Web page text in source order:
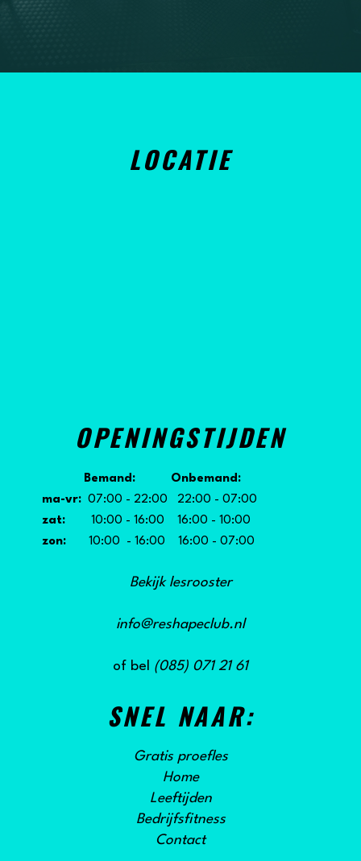
LOCATIE
OPENINGSTIJDEN
Bemand: Onbemand:
ma-vr: 07:00 - 22:00 22:00 - 07:00
zat:10:00 - 16:00 16:00 - 10:00
zon: 10:00 - 16:00 16:00 - 07:00
Bekijk lesrooster
info@reshapeclub.nl
of bel (085) 071 21 61
SNEL NAAR:
Gratis proefles
Home
Leeftijden
Bedrijfsfitness
Contact